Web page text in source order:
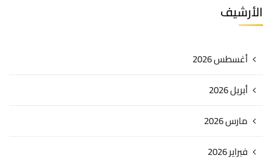
الأرشيف
أغسطس 2026
أبريل 2026
مارس 2026
فبراير 2026